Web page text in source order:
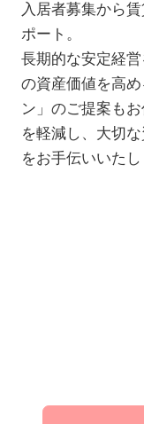
入居者募集から
ポート。
長期的な安定経
の資産価値を高
ン」のご提案も
を軽減し、大切
をお手伝いいたし